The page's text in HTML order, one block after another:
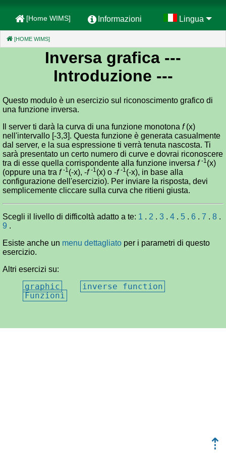
[Home WIMS] Informazioni Lingua
[HOME WIMS]
Inversa grafica ---
Introduzione ---
Questo modulo è un esercizio sul riconoscimento grafico di
una funzione inversa.
Il server ti darà la curva di una funzione monotona f(x)
nell'intervallo [-3,3]. Questa funzione è generata casualmente
dal server, e la sua espressione ti verrà tenuta nascosta. Ti
sarà presentato un certo numero di curve e dovrai riconoscere
tra di esse quella corrispondente alla funzione inversa f -1(x)
(oppure una tra f -1(-x), -f -1(x) o -f -1(-x), in base alla
configurazione dell'esercizio). Per inviare la risposta, devi
semplicemente cliccare sulla curva che ritieni giusta.
Scegli il livello di difficoltà adatto a te: 1 . 2 . 3 . 4 . 5 . 6 . 7 . 8 .
9 .
Esiste anche un menu dettagliato per i parametri di questo
esercizio.
Altri esercizi su:
graphic
inverse function
Funzioni